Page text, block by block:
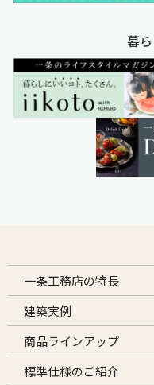
暮
一条工務店の特長
建築実例
商品ラインアップ
標準仕様のご紹介